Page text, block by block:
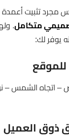
ليس مجرد تثبيت
متكامل.
يوفر لك:
– اتجاه الشمس –
ذوق العميل